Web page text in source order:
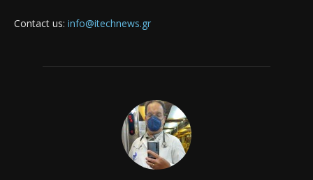
Contact us: info@itechnews.gr